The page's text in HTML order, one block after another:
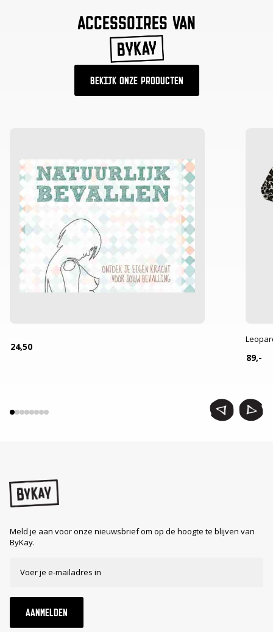
ACCESSOIRES VAN
BEKIJK ONZE PRODUCTEN
24,50
89,-
Meld je aan voor onze nieuwsbrief om op de hoogte te blijven van
ByKay.
AANMELDEN